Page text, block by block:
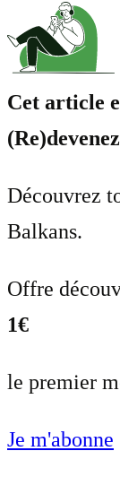
Cet article
Découvrez
Balkans.
Offre
1€
le premier
Je m'abonne